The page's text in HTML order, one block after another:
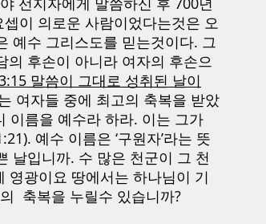
이 의로운 사람이었다는것은 오
예수 그리스도를 믿는것이다. 그
의 후손이 아니라 여자의 후손으
말씀이 그대로 성취된 날이
여자들 중에 최고의 축복을 받았
이름을 예수라 하라. 이는 그가
예수 이름은 ‘구원자’라는 뜻
날입니까. 수 많은 천군이 그 천
영광이요 땅에서는 하나님이 기
축복을 누릴수 있습니까?